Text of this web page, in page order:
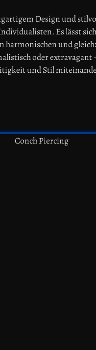
Design und
Es lässt
harmonischen und
oder
und Stil